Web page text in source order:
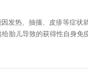
发热、抽搐、皮疹等症状
胎儿导致的获得性自身免